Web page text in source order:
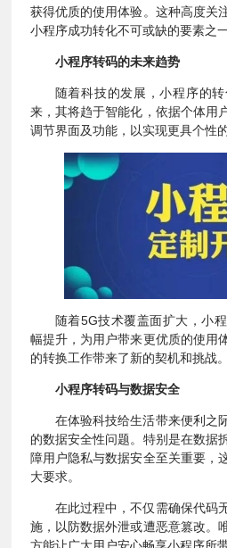
获得优质的使用体验。这种高度关
小程序成功转化不可或缺的要素之一
小程序转码的未来趋势
随着科技的发展，小程序的
来，其将趋于智能化，依据个体用
调节界面及功能，以实现更具个性的
随着5G技术覆盖面扩大，小
幅提升，为用户带来更优质的使用
的转换工作带来了新的契机和挑战。
小程序转码与数据安全
在体验科技给生活带来便利之
的数据安全性问题。特别是在数据
障用户隐私与数据安全至关重要，
大要求。
在此过程中，不仅需确保代码
施，以防数据外泄或遭恶意篡改。
方能让广大用户安心畅享小程序所